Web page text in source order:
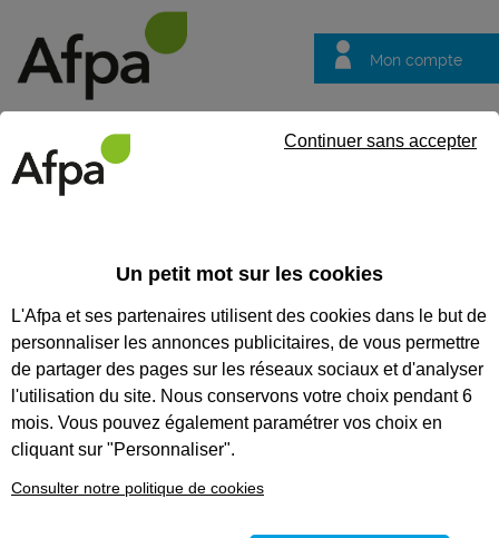
Mon compte
questions
Plâtrier, plâtrière
Un petit mot sur les cookies
L'Afpa et ses partenaires utilisent des cookies dans le but de
personnaliser les annonces publicitaires, de vous permettre
de partager des pages sur les réseaux sociaux et d'analyser
l'utilisation du site. Nous conservons votre choix pendant 6
mois. Vous pouvez également paramétrer vos choix en
cliquant sur "Personnaliser".
Consulter notre politique de cookies
Continuer sans accepter